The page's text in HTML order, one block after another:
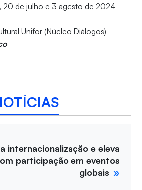
20 de julho e 3 agosto de 2024
Unifor (Núcleo Diálogos)
internacionalização e eleva
participação em eventos
globais